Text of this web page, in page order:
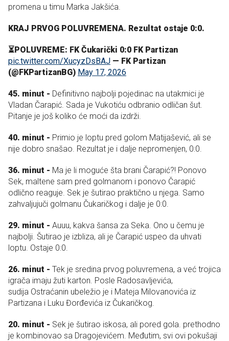
promena u timu Marka Jakšića.
KRAJ PRVOG POLUVREMENA. Rezultat ostaje 0:0.
⏳POLUVREME: FK Čukarički 0:0 FK Partizan
pic.twitter.com/XucyzDsBAJ — FK Partizan
(@FKPartizanBG) May 17, 2026
45. minut - Definitivno najbolji pojedinac na utakmici je
Vladan Čarapić. Sada je Vukotiću odbranio odličan šut.
Pitanje je još koliko će moći da izdrži.
40. minut - Primio je loptu pred golom Matijašević, ali se
nije dobro snašao. Rezultat je i dalje nepromenjen, 0:0.
36. minut - Ma je li moguće šta brani Čarapić?! Ponovo
Sek, maltene sam pred golmanom i ponovo Čarapić
odlično reaguje. Sek je šutirao praktično u njega. Samo
zahvaljujuči golmanu Čukaričkog i dalje je 0:0.
29. minut - Auuu, kakva šansa za Seka. Ono u čemu je
najbolji. Šutirao je izbliza, ali je Čarapić uspeo da uhvati
loptu. Ostaje 0:0.
26. minut - Tek je sredina prvog poluvremena, a već trojica
igrača imaju žuti karton. Posle Radosavljevića,
sudija Ostraćanin ubeležio je i Mateja Milovanovića iz
Partizana i Luku Đorđevića iz Čukaričkog.
20. minut - Sek je šutirao iskosa, ali pored gola. prethodno
je kombinovao sa Dragojevićem. Međutim, svi ovi pokušaji